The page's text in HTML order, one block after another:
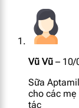
Phốt pho
Vũ Vũ – 10/
Sữa
cho các
tác